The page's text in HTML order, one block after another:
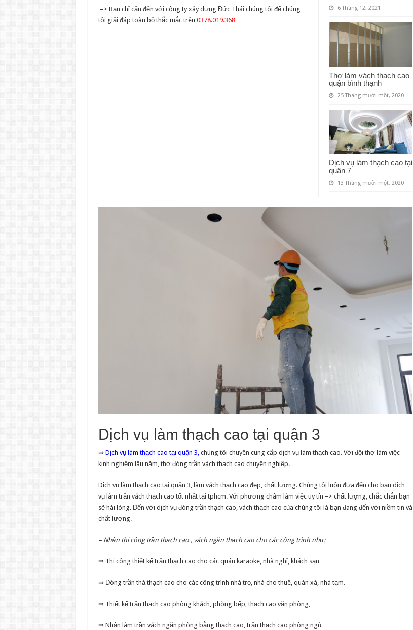
6 Tháng 12, 2021
Thợ làm vách thạch cao
quận bình thạnh
25 Tháng mười một, 2020
Dịch vụ làm thạch cao tại
quận 7
13 Tháng mười một, 2020
=> Bạn chỉ cần đến với công ty xây dựng Đức Thái chúng tôi để chúng
tôi giải đáp toàn bộ thắc mắc trên 0378.019.368
Dịch vụ làm thạch cao tại quận 3
⇒ Dịch vụ làm thạch cao tại quận 3,chúng tôi chuyên cung cấp dịch vụ làm thạch cao. Với đội thợ làm việc
kinh nghiệm lâu năm, thợ đóng trần vách thạch cao chuyên nghiệp.
Dịch vụ làm thạch cao tại quận 3, làm vách thạch cao đẹp, chất lượng. Chúng tôi luôn đưa đến cho bạn dịch
vụ làm trần vách thạch cao tốt nhất tại tphcm. Với phương châm làm việc uy tín => chất lượng, chắc chắn bạn
sẽ hài lòng. Đến với dịch vụ đóng trần thạch cao, vách thạch cao của chúng tôi là bạn đang đến với niềm tin và
chất lượng.
– Nhận thi công trần thạch cao , vách ngăn thạch cao cho các công trình như:
⇒ Thi công thiết kế trần thạch cao cho các quán karaoke, nhà nghỉ, khách sạn
⇒ Đóng trần thả thạch cao cho các công trình nhà trọ, nhà cho thuê, quán xá, nhà tạm.
⇒ Thiết kế trần thạch cao phòng khách, phòng bếp, thạch cao văn phòng,…
⇒ Nhận làm trần vách ngăn phòng bằng thạch cao, trần thạch cao phòng ngủ